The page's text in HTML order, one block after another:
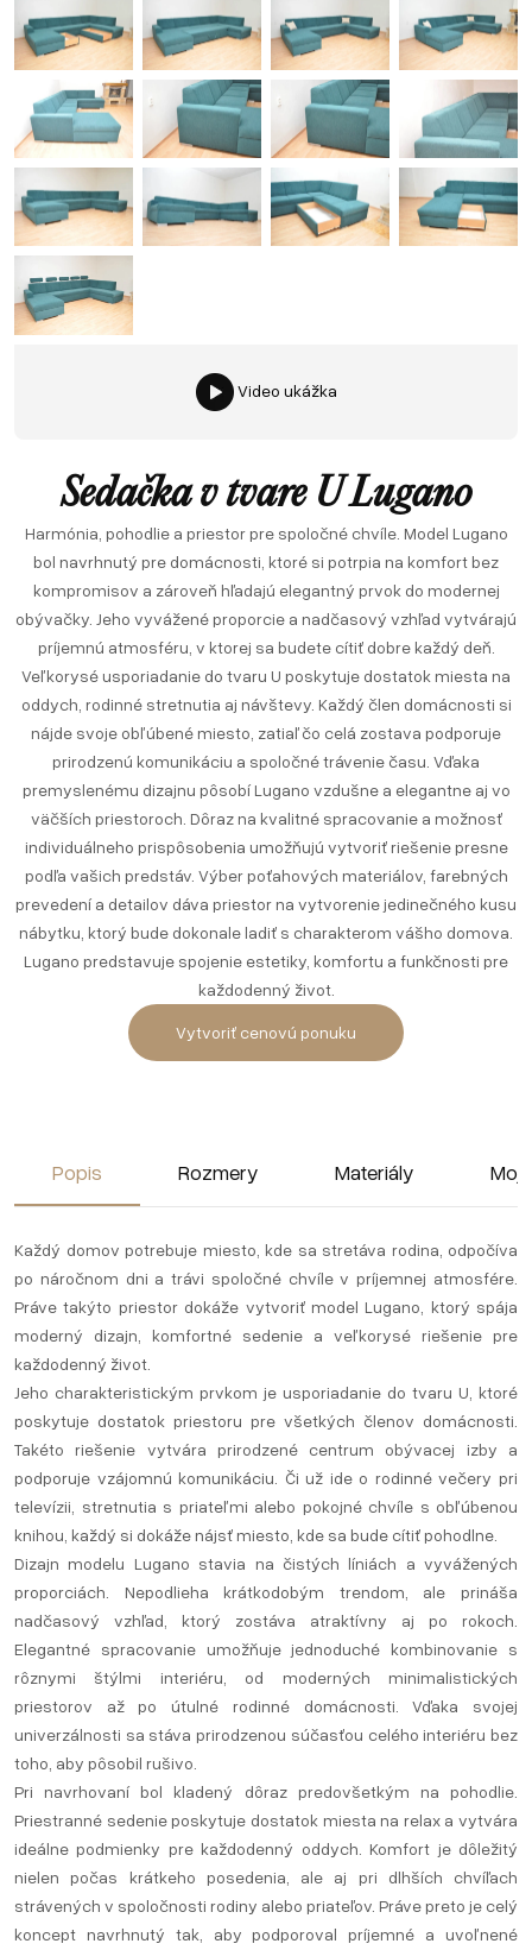
Video ukážka
Sedačka v tvare U Lugano
Harmónia, pohodlie a priestor pre spoločné chvíle. Model Lugano
bol navrhnutý pre domácnosti, ktoré si potrpia na komfort bez
kompromisov a zároveň hľadajú elegantný prvok do modernej
obývačky. Jeho vyvážené proporcie a nadčasový vzhľad vytvárajú
príjemnú atmosféru, v ktorej sa budete cítiť dobre každý deň.
Veľkorysé usporiadanie do tvaru U poskytuje dostatok miesta na
oddych, rodinné stretnutia aj návštevy. Každý člen domácnosti si
nájde svoje obľúbené miesto, zatiaľ čo celá zostava podporuje
prirodzenú komunikáciu a spoločné trávenie času. Vďaka
premyslenému dizajnu pôsobí Lugano vzdušne a elegantne aj vo
väčších priestoroch. Dôraz na kvalitné spracovanie a možnosť
individuálneho prispôsobenia umožňujú vytvoriť riešenie presne
podľa vašich predstáv. Výber poťahových materiálov, farebných
prevedení a detailov dáva priestor na vytvorenie jedinečného kusu
nábytku, ktorý bude dokonale ladiť s charakterom vášho domova.
Lugano predstavuje spojenie estetiky, komfortu a funkčnosti pre
každodenný život.
Vytvoriť cenovú ponuku
Popis Rozmery Materiály
Každý domov potrebuje miesto, kde sa stretáva rodina, odpočíva
po náročnom dni a trávi spoločné chvíle v príjemnej atmosfére.
Práve takýto priestor dokáže vytvoriť model Lugano, ktorý spája
moderný dizajn, komfortné sedenie a veľkorysé riešenie pre
každodenný život.
Jeho charakteristickým prvkom je usporiadanie do tvaru U, ktoré
poskytuje dostatok priestoru pre všetkých členov domácnosti.
Takéto riešenie vytvára prirodzené centrum obývacej izby a
podporuje vzájomnú komunikáciu. Či už ide o rodinné večery pri
televízii, stretnutia s priateľmi alebo pokojné chvíle s obľúbenou
knihou, každý si dokáže nájsť miesto, kde sa bude cítiť pohodlne.
Dizajn modelu Lugano stavia na čistých líniách a vyvážených
proporciách. Nepodlieha krátkodobým trendom, ale prináša
nadčasový vzhľad, ktorý zostáva atraktívny aj po rokoch.
Elegantné spracovanie umožňuje jednoduché kombinovanie s
rôznymi štýlmi interiéru, od moderných minimalistických
priestorov až po útulné rodinné domácnosti. Vďaka svojej
univerzálnosti sa stáva prirodzenou súčasťou celého interiéru bez
toho, aby pôsobil rušivo.
Pri navrhovaní bol kladený dôraz predovšetkým na pohodlie.
Priestranné sedenie poskytuje dostatok miesta na relax a vytvára
ideálne podmienky pre každodenný oddych. Komfort je dôležitý
nielen počas krátkeho posedenia, ale aj pri dlhších chvíľach
strávených v spoločnosti rodiny alebo priateľov. Práve preto je celý
koncept navrhnutý tak, aby podporoval príjemné a uvoľnené